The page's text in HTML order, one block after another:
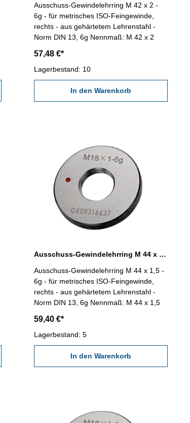
Ausschuss-Gewindelehrring M 42 x 2 -
6g - für metrisches ISO-Feingewinde,
rechts - aus gehärtetem Lehrenstahl -
Norm DIN 13, 6g Nennmaß: M 42 x 2
57,48 €*
Lagerbestand: 10
In den Warenkorb
Ausschuss-Gewindelehrring M 44 x 1,5 - 6g DIN 13
Ausschuss-Gewindelehrring M 44 x 1,5 -
6g - für metrisches ISO-Feingewinde,
rechts - aus gehärtetem Lehrenstahl -
Norm DIN 13, 6g Nennmaß: M 44 x 1,5
59,40 €*
Lagerbestand: 5
In den Warenkorb